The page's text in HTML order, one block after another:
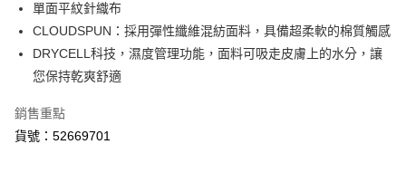
貨到付款
運送方式
每筆NT$100，滿NT$1,800(含以上)免運費
付款後7-11取貨
單面平紋針織布
CLOUDSPUN：採用彈性纖維混紡面料，具備超柔軟的棉質觸感
DRYCELL科技，濕度管理功能，面料可吸走皮膚上的水分，讓
您保持乾爽舒適
銷售重點
貨號：52669701